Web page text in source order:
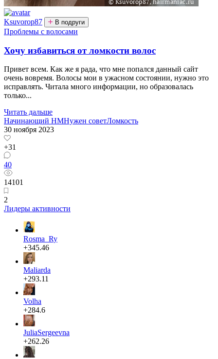
Ksuvorop87 В подруги
Проблемы с волосами
Хочу избавиться от ломкости волос
Привет всем. Как же я рада, что мне попался данный сайт
очень вовремя. Волосы мои в ужасном состоянии, нужно это
исправлять. Читала много информации, но образовалась
только...
Читать дальше
Начинающий HMНужен советЛомкость
30 ноября 2023
+31
40
14101
2
Лидеры активности
Rosma_Ry
+345.46
Maliarda
+293.11
Volha
+284.6
JuliaSergeevna
+262.26